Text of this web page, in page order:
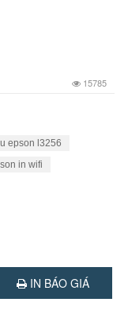
15785
epson l3256
in wifi
IN BÁO GIÁ